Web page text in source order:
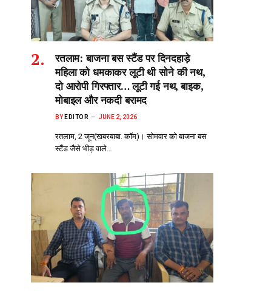
रतलाम: बाजना बस स्टैंड पर दिनदहाड़े
महिला को धमकाकर लूटी थी सोने की नथ,
दो आरोपी गिरफ्तार… लूटी गई नथ, बाइक,
मोबाइल और नकदी बरामद
BY EDITOR JUNE 2, 2026
रतलाम, 2 जून(खबरबाबा. कॉम)। सोमवार को बाजना बस
स्टैंड जैसे भीड़‌ वाले…